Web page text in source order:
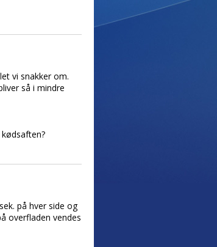
vi snakker om.
så i mindre
på hver side og
overfladen vendes